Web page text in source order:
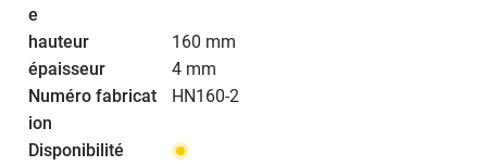
160 mm
4 mm
HN160-2